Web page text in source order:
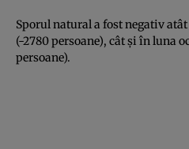
Sporul natural a fost negativ
(-2780 persoane), cât şi în luna
persoane).